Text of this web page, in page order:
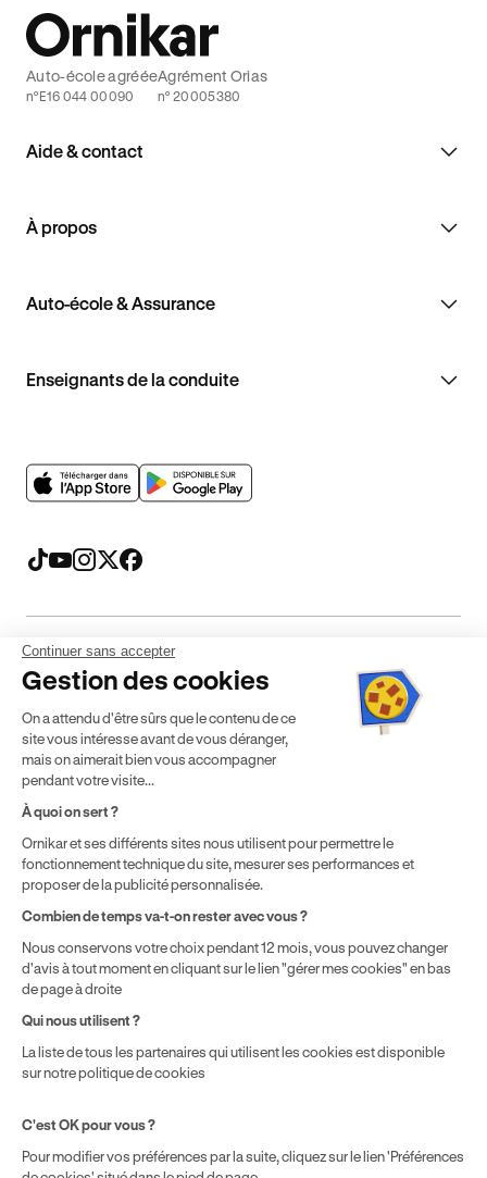
Aide & contact
À propos
Auto-école & Assurance
Enseignants de la conduite
Auto-école agréée
n°E16 044 00090
Agrément Orias
n° 20005380
Mentions légales CGV CGU Politique de confidentialité
* Détail des conditions de nos offres
localisation géographique et du type de formules que vous
achetez comme détaillé dans nosConditions Générales de
Vente.
Continuer sans accepter
Gestion des cookies
On a attendu d'être sûrs que le contenu de ce
site vous intéresse avant de vous déranger,
mais on aimerait bien vous accompagner
pendant votre visite...
À quoi on sert ?
Ornikar et ses différents sites nous utilisent pour permettre le
fonctionnement technique du site, mesurer ses performances et
proposer de la publicité personnalisée.
Combien de temps va-t-on rester avec vous ?
Nous conservons votre choix pendant 12 mois, vous pouvez changer
d'avis à tout moment en cliquant sur le lien "gérer mes cookies" en bas
de page à droite
Qui nous utilisent ?
La liste de tous les partenaires qui utilisent les cookies est disponible
sur notre politique de cookies
C'est OK pour vous ?
Pour modifier vos préférences par la suite, cliquez sur le lien 'Préférences